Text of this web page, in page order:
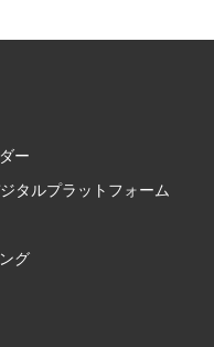
ー
タルプラットフォーム
グ